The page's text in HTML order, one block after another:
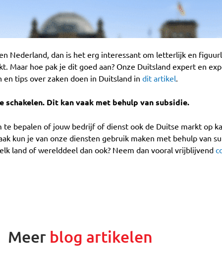
Nederland, dan is het erg interessant om letterlijk en
Maar hoe pak je dit goed aan? Onze Duitsland expert en
tips over zaken doen in Duitsland in dit artikel.
schakelen. Dit kan vaak met behulp van subsidie.
bepalen of jouw bedrijf of dienst ook de Duitse markt op
kun je van onze diensten gebruik maken met behulp van
land of werelddeel dan ook? Neem dan vooral vrijblijvend
Meer blog artikelen